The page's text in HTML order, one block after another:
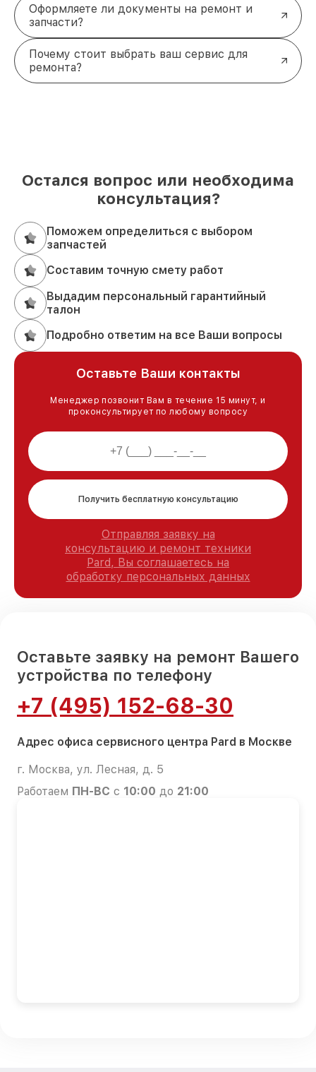
Оформляете ли документы на ремонт и
запчасти?
Почему стоит выбрать ваш сервис для
ремонта?
Остался вопрос или необходима
консультация?
Поможем определиться с выбором
запчастей
Составим точную смету работ
Выдадим персональный гарантийный
талон
Подробно ответим на все Ваши вопросы
Оставьте Ваши контакты
Менеджер позвонит Вам в течение 15 минут, и
проконсультирует по любому вопросу
Получить бесплатную консультацию
Отправляя заявку на
консультацию и ремонт техники
Pard, Вы соглашаетесь на
обработку персональных данных
Оставьте заявку на ремонт Вашего
устройства по телефону
+7 (495) 152-68-30
Адрес офиса сервисного центра Pard в Москве
г. Москва, ул. Лесная, д. 5
Работаем ПН-ВС с 10:00 до 21:00